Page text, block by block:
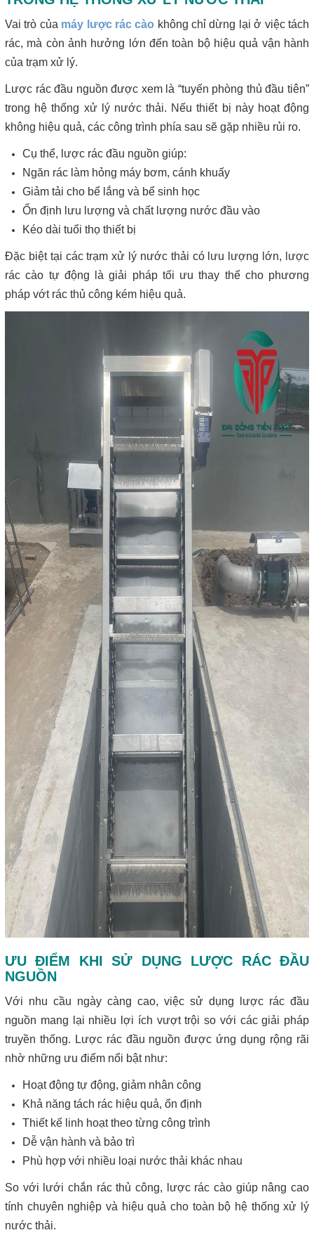
Vai trò của máy lược rác cào không chỉ dừng lại ở việc tách
rác, mà còn ảnh hưởng lớn đến toàn bộ hiệu quả vận hành
của trạm xử lý.
Lược rác đầu nguồn được xem là “tuyến phòng thủ đầu tiên”
trong hệ thống xử lý nước thải. Nếu thiết bị này hoạt động
không hiệu quả, các công trình phía sau sẽ gặp nhiều rủi ro.
Cụ thể, lược rác đầu nguồn giúp:
Ngăn rác làm hỏng máy bơm, cánh khuấy
Giảm tải cho bể lắng và bể sinh học
Ổn định lưu lượng và chất lượng nước đầu vào
Kéo dài tuổi thọ thiết bị
Đặc biệt tại các trạm xử lý nước thải có lưu lượng lớn, lược
rác cào tự động là giải pháp tối ưu thay thế cho phương
pháp vớt rác thủ công kém hiệu quả.
ƯU ĐIỂM KHI SỬ DỤNG LƯỢC RÁC ĐẦU
NGUỒN
Với nhu cầu ngày càng cao, việc sử dụng lược rác đầu
nguồn mang lại nhiều lợi ích vượt trội so với các giải pháp
truyền thống. Lược rác đầu nguồn được ứng dụng rộng rãi
nhờ những ưu điểm nổi bật như:
Hoạt động tự động, giảm nhân công
Khả năng tách rác hiệu quả, ổn định
Thiết kế linh hoạt theo từng công trình
Dễ vận hành và bảo trì
Phù hợp với nhiều loại nước thải khác nhau
So với lưới chắn rác thủ công, lược rác cào giúp nâng cao
tính chuyên nghiệp và hiệu quả cho toàn bộ hệ thống xử lý
nước thải.